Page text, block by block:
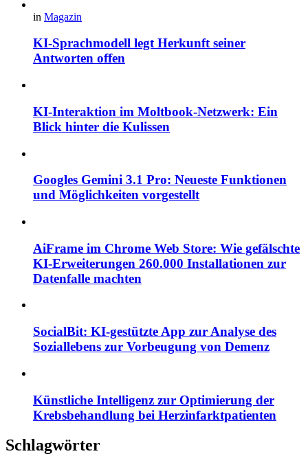
in Magazin
KI-Sprachmodell legt Herkunft seiner
Antworten offen
KI-Interaktion im Moltbook-Netzwerk: Ein
Blick hinter die Kulissen
Googles Gemini 3.1 Pro: Neueste Funktionen
und Möglichkeiten vorgestellt
AiFrame im Chrome Web Store: Wie gefälschte
KI-Erweiterungen 260.000 Installationen zur
Datenfalle machten
SocialBit: KI-gestützte App zur Analyse des
Soziallebens zur Vorbeugung von Demenz
Künstliche Intelligenz zur Optimierung der
Krebsbehandlung bei Herzinfarktpatienten
Schlagwörter